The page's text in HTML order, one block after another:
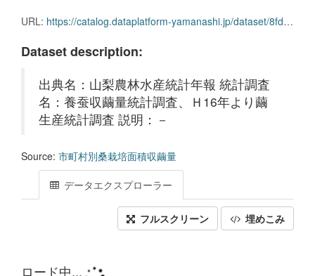
URL: https://catalog.dataplatform-yamanashi.jp/dataset/8fdb54b4-c8d3-4ffd-b175-d3e038f6b8b2/resource/58a4d616-6e19-43b9-9a75-c3c78412c491/download/edec04000_s58.xls
Dataset description:
出典名：山梨農林水産統計年報 統計調査
名：養蚕収繭量統計調査、Ｈ16年より繭
生産統計調査 説明：－
Source: 市町村別桑栽培面積収繭量
データエクスプローラー
フルスクリーン 埋めこみ